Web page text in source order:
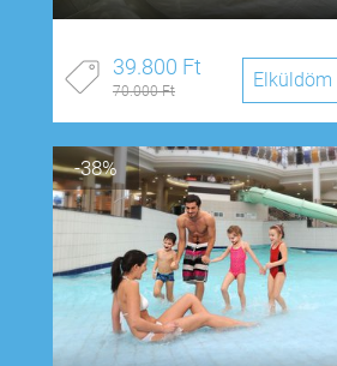
39.800 Ft
70.000 Ft Elküldöm
-38%